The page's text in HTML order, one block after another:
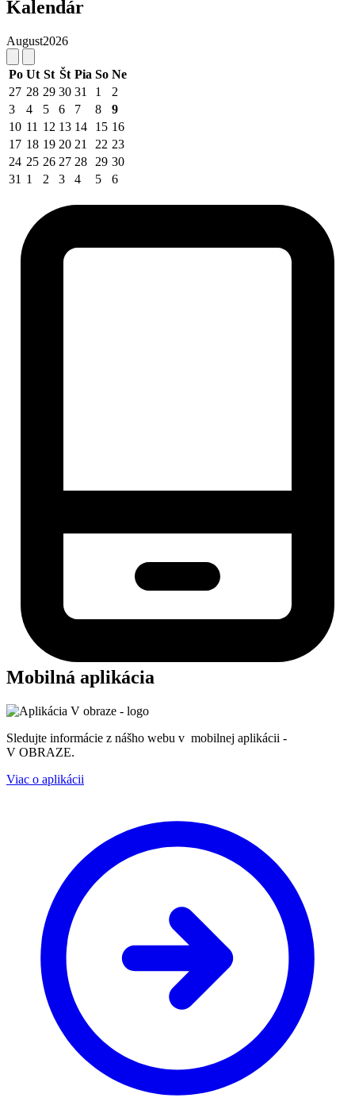
Kalendár
August2026
Po Ut St Št Pia So Ne
27 28 29 30 31 1
2
3
4 5 6 7 8
9
10 11 12 13 14 15 16
17 18 19 20 21 22 23
24 25 26 27 28 29 30
31 1 2 3 4 5 6
Mobilná aplikácia
Sledujte informácie z nášho webu v mobilnej aplikácii -
V OBRAZE.
Viac o aplikácii